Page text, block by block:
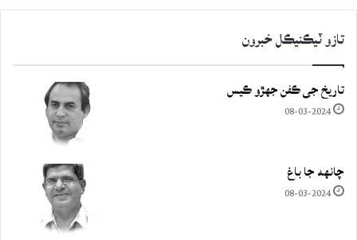
تازو ٽيڪنيڪل خبرون
تاريخ جي ڪفن جھڙو ڪيس
08-03-2024
چانهه جا باغ
08-03-2024